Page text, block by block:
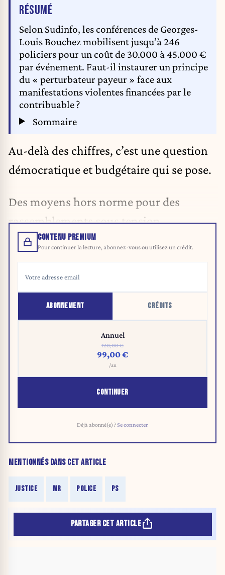
RÉSUMÉDE L'ARTICLE
Selon Sudinfo, les conférences de Georges-
Louis Bouchez mobilisent jusqu’à 246
policiers pour un coût de 30.000 à 45.000 €
par événement. Faut-il instaurer un principe
du « perturbateur payeur » face aux
manifestations violentes financées par le
contribuable ?
Sommaire
Au-delà des chiffres, c’est une question
démocratique et budgétaire qui se pose.
Des moyens hors norme pour des
rassemblements sous tension
CONTENU PREMIUM
Pour continuer la lecture, abonnez-vous ou utilisez un crédit.
ABONNEMENT CRÉDITS
Annuel
120,00 €
99,00 €
/an
CONTINUER
Déjà abonné(e) ?Se connecter
MENTIONNÉS DANS CET ARTICLE
JUSTICE MR POLICE PS
PARTAGER CET ARTICLE